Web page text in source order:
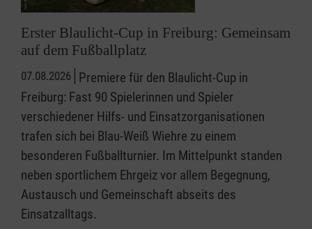
Erster Blaulicht-Cup in Freiburg: Gemeinsam
auf dem Fußballplatz
07.08.2026 Premiere für den Blaulicht-Cup in
Freiburg: Fast 90 Spielerinnen und Spieler
verschiedener Hilfs- und Einsatzorganisationen
trafen sich bei Blau-Weiß Wiehre zu einem
besonderen Fußballturnier. Im Mittelpunkt standen
neben sportlichem Ehrgeiz vor allem Begegnung,
Austausch und Gemeinschaft abseits des
Einsatzalltags.